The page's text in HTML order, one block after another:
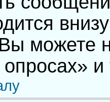
можете
опросах» и